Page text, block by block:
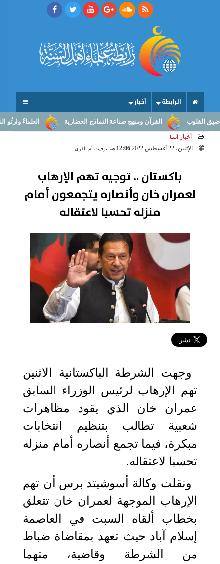
الرابطة أخبار
العلماءُ وارثُو النبوّة: من القرآن ومنهج صناعة النماذج الحضارية
أخبار آسيا
الإثنين، 22 أغسطس 2022 12:06 مـ بتوقيت أم القرى
باكستان .. توجيه تهم الإرهاب
لعمران خان وأنصاره يتجمعون أمام
منزله تحسبا لاعتقاله
وجهت الشرطة الباكستانية الاثنين
تهم الإرهاب لرئيس الوزراء السابق
عمران خان الذي يقود مظاهرات
شعبية تطالب بتنظيم انتخابات
مبكرة، فيما تجمع أنصاره أمام منزله
تحسبا لاعتقاله.
ونقلت وكالة أسوشيتد برس أن تهم
الإرهاب الموجهة لعمران خان تتعلق
بخطاب ألقاه السبت في العاصمة
إسلام آباد حيث تعهد بمقاضاة ضباط
من الشرطة وقاضية، متهما